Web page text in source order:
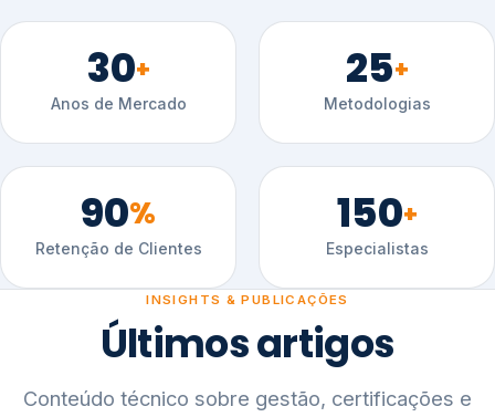
30+
Anos de Mercado
25+
Metodologias
90%
Retenção de Clientes
150+
Especialistas
INSIGHTS & PUBLICAÇÕES
Últimos artigos
Conteúdo técnico sobre gestão, certificações e